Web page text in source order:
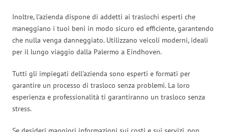
Inoltre, l’azienda dispone di addetti ai traslochi esperti che
maneggiano i tuoi beni in modo sicuro ed efficiente, garantendo
che nulla venga danneggiato. Utilizzano veicoli moderni, ideali
per il lungo viaggio dalla Palermo a Eindhoven.
Tutti gli impiegati dell’azienda sono esperti e formati per
garantire un processo di trasloco senza problemi. La loro
esperienza e professionalità ti garantiranno un trasloco senza
stress.